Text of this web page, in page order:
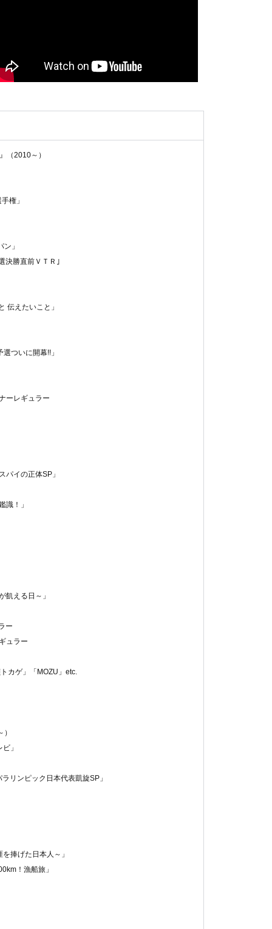
（2010～）
権」
」
決勝直前ＶＴＲ｣
伝えたいこと」
ついに開幕!!」
ーレギュラー
イの正体SP」
識！」
える日～」
ー
ュラー
カゲ」「MOZU」etc.
」
リンピック日本代表凱旋SP」
捧げた日本人～」
！漁船旅」